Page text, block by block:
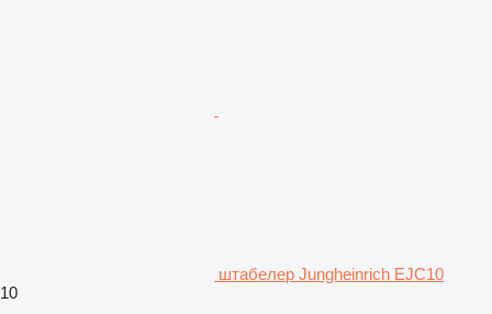
штабелер Jungheinrich EJC10
10